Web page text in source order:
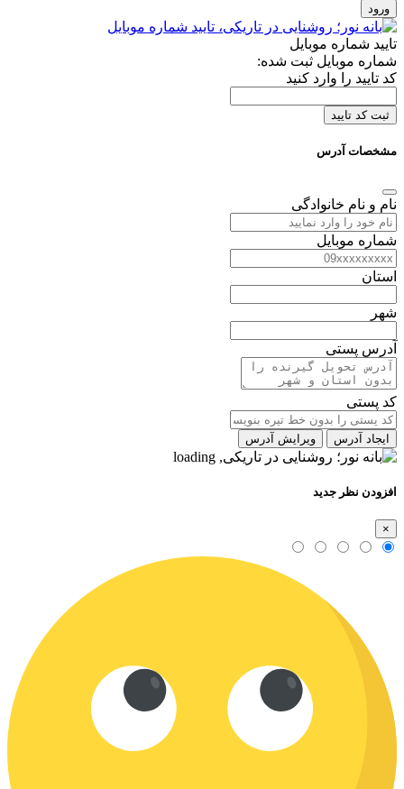
ورود
تایید شماره موبایل
شماره موبایل ثبت شده:
کد تایید را وارد کنید
ثبت کد تایید
مشخصات آدرس
نام و نام خانوادگی
شماره موبایل
استان
شهر
آدرس پستی
کد پستی
ایجاد آدرس ویرایش آدرس
افزودن نظر جدید
×